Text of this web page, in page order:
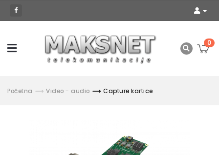
0
Početna Video - audio Capture kartice